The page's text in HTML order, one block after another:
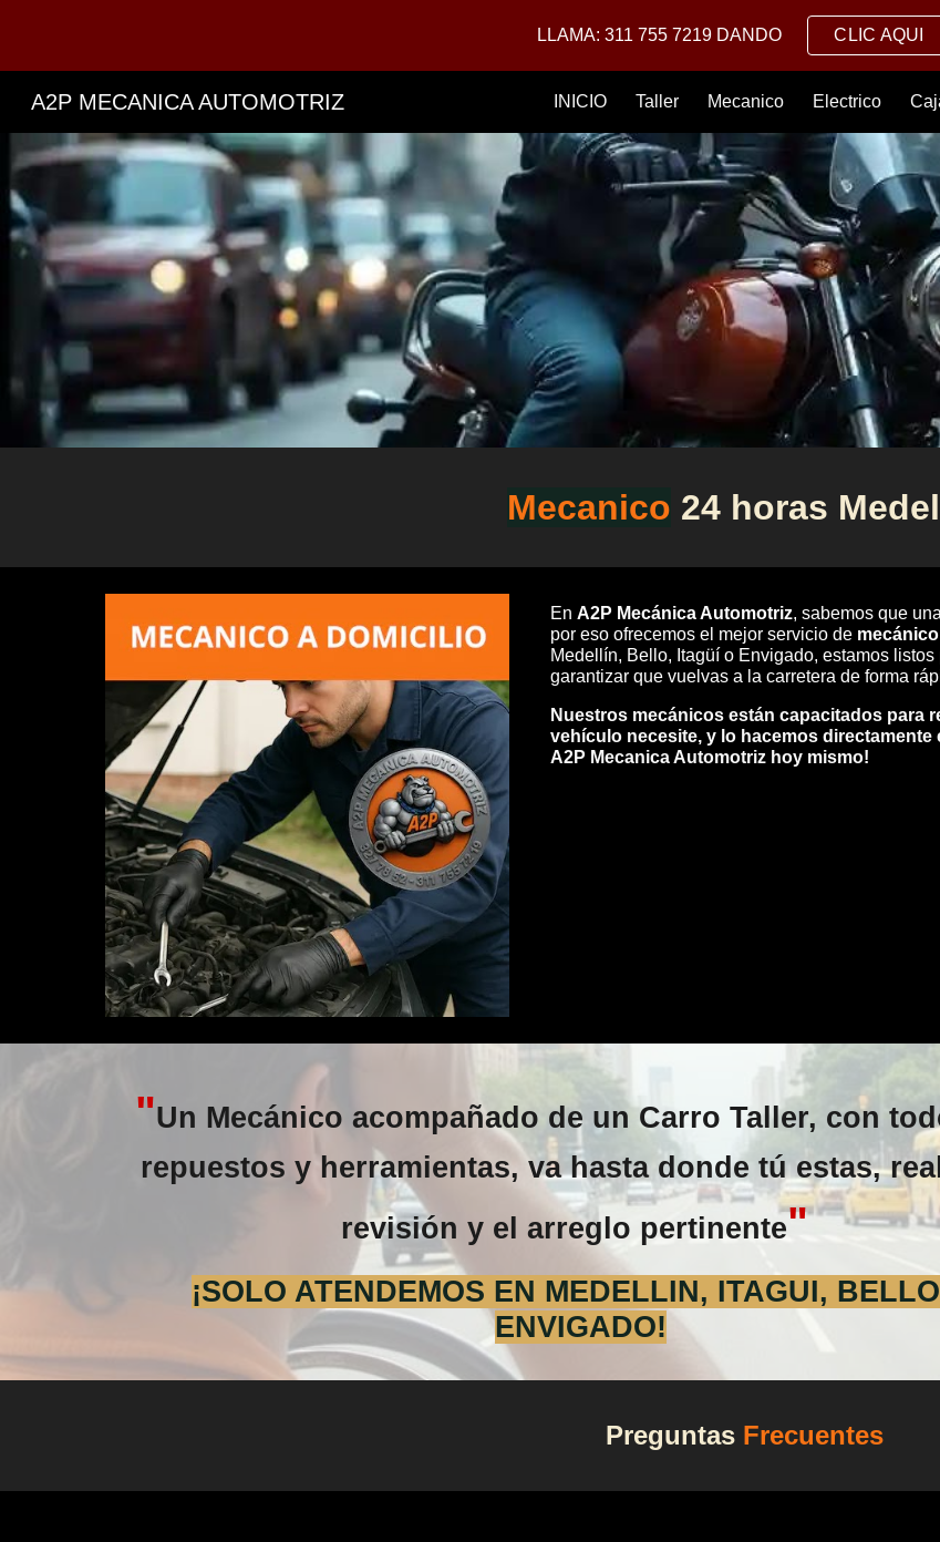
Skip to main content Skip to
LLAMA: 311 755 7219 DANDO CLIC AQUI
A2P MECANICA AUTOMOTRIZ INICIO Taller Mecanico Electrico
Mecanico 24horas
EnA2P Mecánica Automotriz, sabemos que
por eso ofrecemos el mejor servicio de
Medellín, Bello, Itagüí o Envigado, estamos
garantizar que vuelvas a la carretera de forma
Nuestros mecánicos están capacitados para
vehículo necesite, y lo hacemos
A2P Mecanica Automotriz hoy mismo!
"Un Mecánico acompañado de un Carro Taller, con
repuestos y herramientas, va hasta donde tú estas,
revisión y el arreglo pertinente"
¡SOLO ATENDEMOS EN MEDELLIN, ITAGUI,
ENVIGADO!
Preguntas Frecuentes